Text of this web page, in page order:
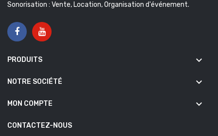
Sonorisation : Vente, Location, Organisation d'événement.
PRODUITS keyboard_arrow_down
NOTRE SOCIÉTÉ keyboard_arrow_down
MON COMPTE keyboard_arrow_down
CONTACTEZ-NOUS